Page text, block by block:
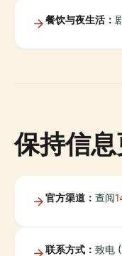
餐饮与夜生活：
保持信
官方渠道： 查阅
联系方式： 致电